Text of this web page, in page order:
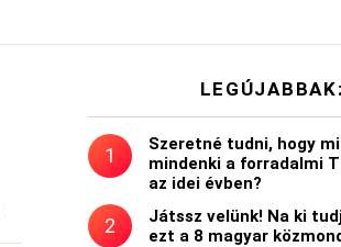
LEGÚJABBAK:
Szeretné tudni, hogy
mindenki a forradalmi
az idei évben?
Játssz velünk! Na ki
ezt a 8 magyar